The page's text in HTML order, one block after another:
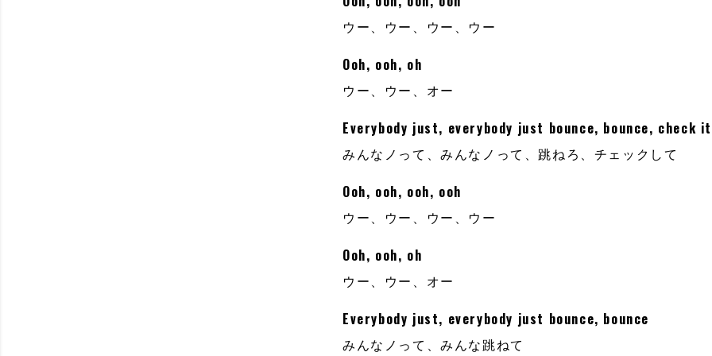
ウー、ウー、ウー、ウー
Ooh, ooh, oh
ウー、ウー、オー
Everybody just, everybody just bounce, bounce, check
みんなノって、みんなノって、跳ねろ、チェックして
Ooh, ooh, ooh, ooh
ウー、ウー、ウー、ウー
Ooh, ooh, oh
ウー、ウー、オー
Everybody just, everybody just bounce, bounce
みんなノって、みんな跳ねて